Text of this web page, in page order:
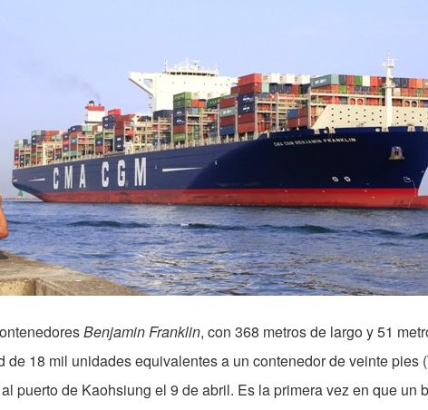
Benjamin Franklin, con 368 metros de largo y 51
de 18 mil unidades equivalentes a un contenedor de veinte pies
puerto de Kaohsiung el 9 de abril. Es la primera vez en que un